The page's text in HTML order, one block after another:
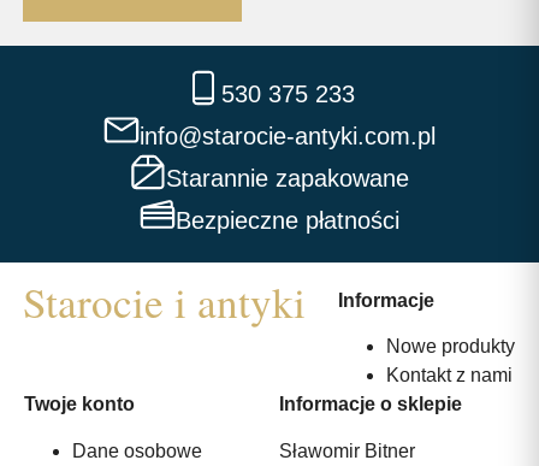
530 375 233
info@starocie-antyki.com.pl
Starannie zapakowane
Bezpieczne płatności
Informacje
Nowe produkty
Kontakt z nami
Twoje konto
Dane osobowe
Informacje o sklepie
Sławomir Bitner